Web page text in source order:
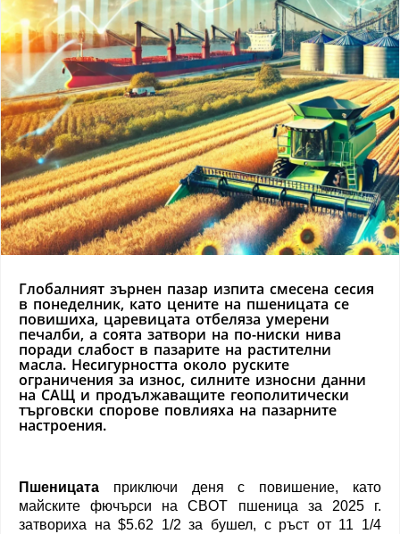
Глобалният зърнен пазар изпита смесена сесия
в понеделник, като цените на пшеницата се
повишиха, царевицата отбеляза умерени
печалби, а соята затвори на по-ниски нива
поради слабост в пазарите на растителни
масла. Несигурността около руските
ограничения за износ, силните износни данни
на САЩ и продължаващите геополитически
търговски спорове повлияха на пазарните
настроения.
Пшеницата приключи деня с повишение, като
майските фючърси на CBOT пшеница за 2025 г.
затвориха на $5.62 1/2 за бушел, с ръст от 11 1/4